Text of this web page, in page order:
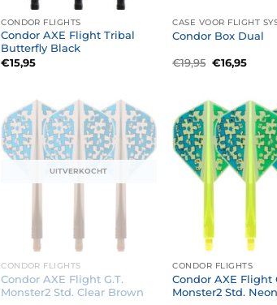
CONDOR FLIGHTS
Condor AXE Flight Tribal
Butterfly Black
€15,95
CASE VOOR FLIGHT
Condor Box Dual
€19,95
prijs
€16,95
UITVERKOCHT
CONDOR FLIGHTS
Condor AXE Flight G.T.
Monster2 Std. Clear Brown
CONDOR FLIGHTS
Condor AXE Flight
Monster2 Std.